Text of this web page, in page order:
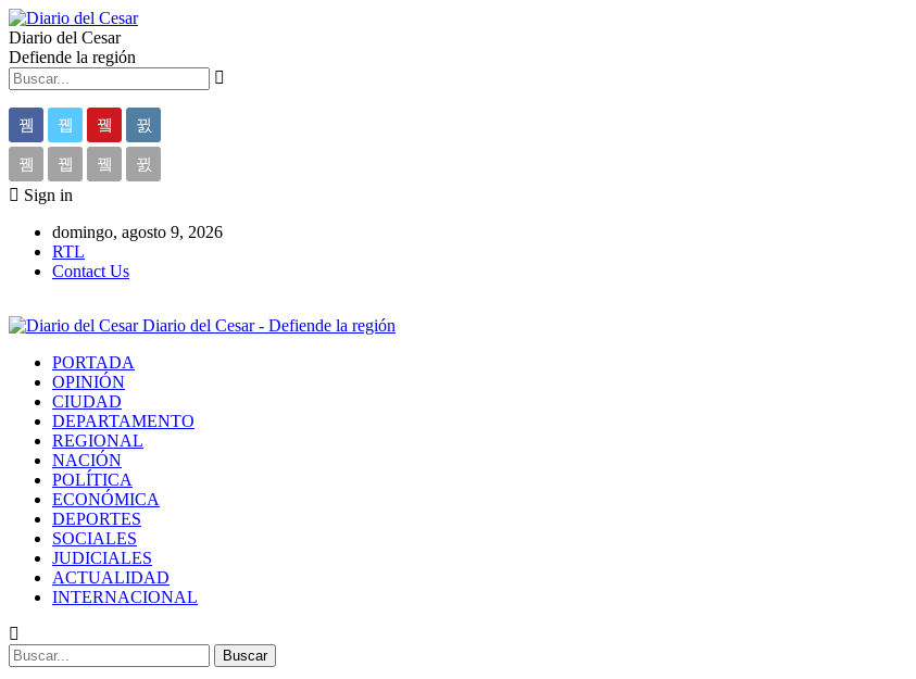
Diario del Cesar
Defiende la región
Sign in
domingo, agosto 9, 2026
RTL
Contact Us
Diario del Cesar - Defiende la región
PORTADA
OPINIÓN
CIUDAD
DEPARTAMENTO
REGIONAL
NACIÓN
POLÍTICA
ECONÓMICA
DEPORTES
SOCIALES
JUDICIALES
ACTUALIDAD
INTERNACIONAL